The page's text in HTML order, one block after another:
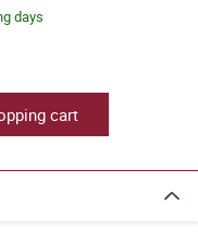
days
cart